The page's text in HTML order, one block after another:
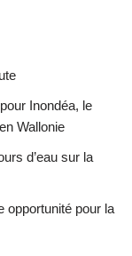
Inondéa, le
Wallonie
d’eau sur la
opportunité pour la